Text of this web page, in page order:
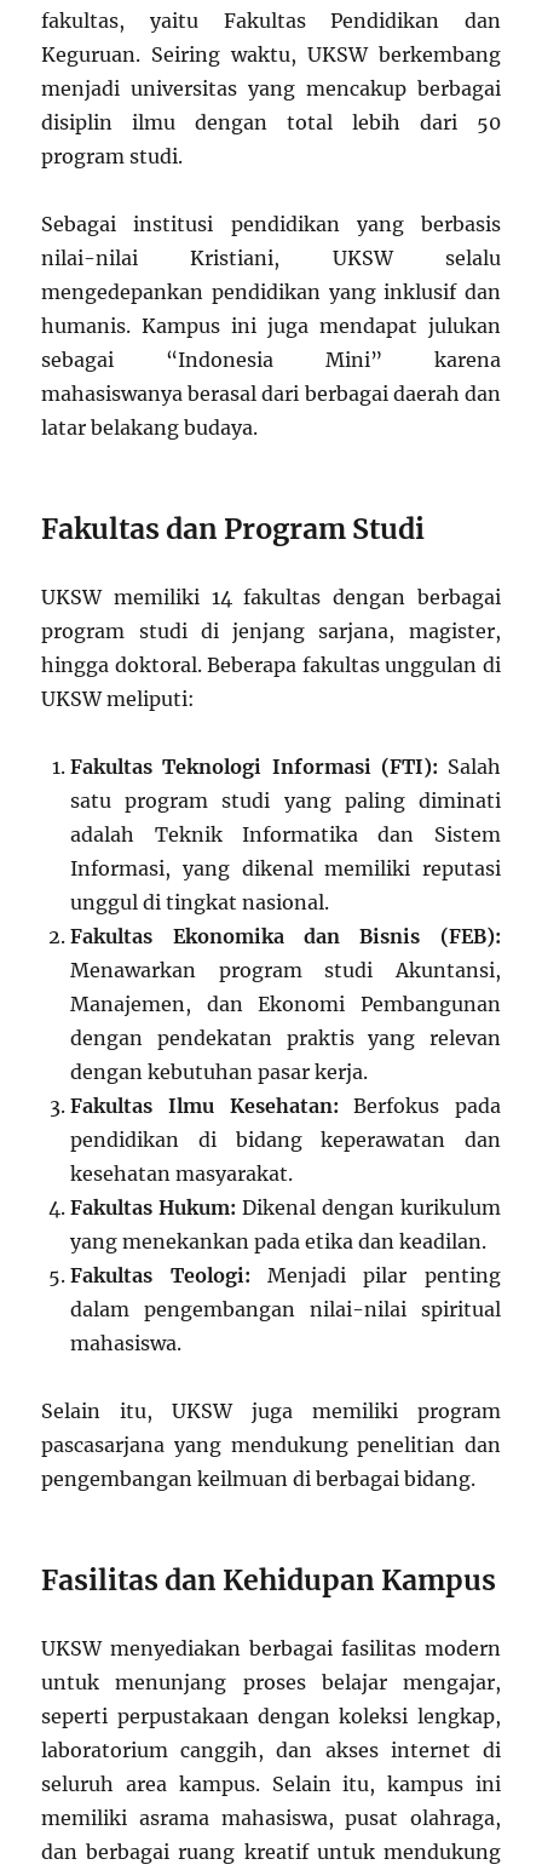
fakultas, yaitu Fakultas Pendidikan dan
Keguruan. Seiring waktu, UKSW berkembang
menjadi universitas yang mencakup berbagai
disiplin ilmu dengan total lebih dari 50
program studi.
Sebagai institusi pendidikan yang berbasis
nilai-nilai Kristiani, UKSW selalu
mengedepankan pendidikan yang inklusif dan
humanis. Kampus ini juga mendapat julukan
sebagai “Indonesia Mini” karena
mahasiswanya berasal dari berbagai daerah dan
latar belakang budaya.
Fakultas dan Program Studi
UKSW memiliki 14 fakultas dengan berbagai
program studi di jenjang sarjana, magister,
hingga doktoral. Beberapa fakultas unggulan di
UKSW meliputi:
Fakultas Teknologi Informasi (FTI): Salah
satu program studi yang paling diminati
adalah Teknik Informatika dan Sistem
Informasi, yang dikenal memiliki reputasi
unggul di tingkat nasional.
Fakultas Ekonomika dan Bisnis (FEB):
Menawarkan program studi Akuntansi,
Manajemen, dan Ekonomi Pembangunan
dengan pendekatan praktis yang relevan
dengan kebutuhan pasar kerja.
Fakultas Ilmu Kesehatan: Berfokus pada
pendidikan di bidang keperawatan dan
kesehatan masyarakat.
Fakultas Hukum: Dikenal dengan kurikulum
yang menekankan pada etika dan keadilan.
Fakultas Teologi: Menjadi pilar penting
dalam pengembangan nilai-nilai spiritual
mahasiswa.
Selain itu, UKSW juga memiliki program
pascasarjana yang mendukung penelitian dan
pengembangan keilmuan di berbagai bidang.
Fasilitas dan Kehidupan Kampus
UKSW menyediakan berbagai fasilitas modern
untuk menunjang proses belajar mengajar,
seperti perpustakaan dengan koleksi lengkap,
laboratorium canggih, dan akses internet di
seluruh area kampus. Selain itu, kampus ini
memiliki asrama mahasiswa, pusat olahraga,
dan berbagai ruang kreatif untuk mendukung